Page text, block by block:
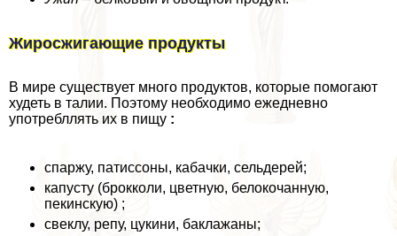
Жиросжигающие продукты
В мире существует много продуктов, которые помогают
худеть в талии. Поэтому необходимо ежедневно
употрeбллять их в пищу :
спаржу, патиссоны, кабачки, сельдерей;
капусту (брокколи, цветную, белокочанную,
пекинскую) ;
свеклу, репу, цукини, баклажаны;